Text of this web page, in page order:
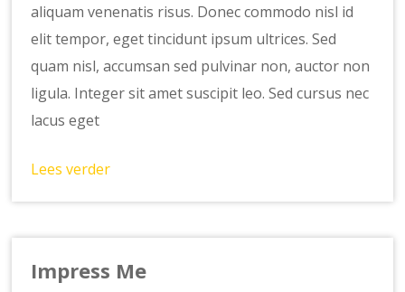
aliquam venenatis risus. Donec commodo nisl id
elit tempor, eget tincidunt ipsum ultrices. Sed
quam nisl, accumsan sed pulvinar non, auctor non
ligula. Integer sit amet suscipit leo. Sed cursus nec
lacus eget
Lees verder
Impress Me